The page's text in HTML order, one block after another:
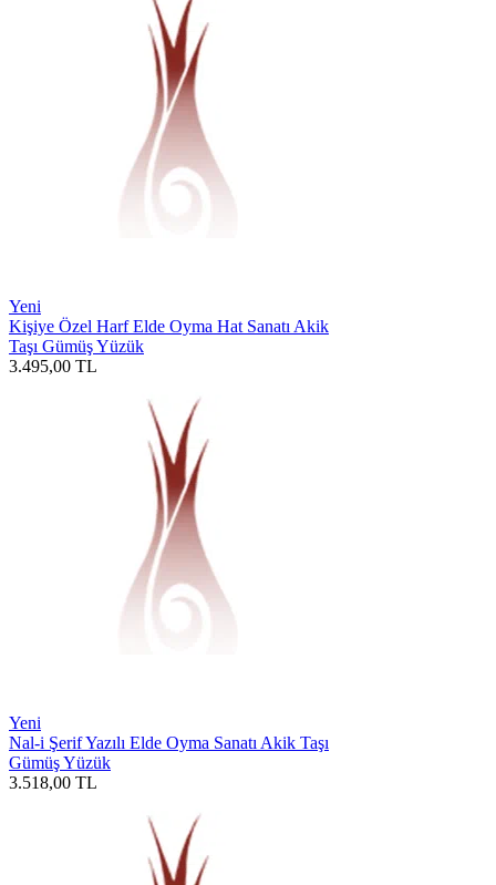
Yeni
Kişiye Özel Harf Elde Oyma Hat Sanatı Akik
Taşı Gümüş Yüzük
3.495,00 TL
Yeni
Nal-i Şerif Yazılı Elde Oyma Sanatı Akik Taşı
Gümüş Yüzük
3.518,00 TL